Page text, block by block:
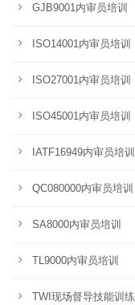
GJB9001内审员培训
ISO14001内审员培训
ISO27001内审员培训
ISO45001内审员培训
IATF16949内审员培训
QC080000内审员培训
SA8000内审员培训
TL9000内审员培训
TWI现场督导技能训练